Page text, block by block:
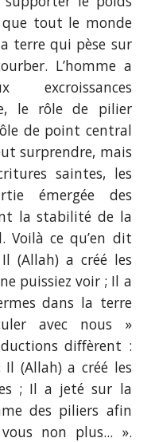
tout le monde
terre qui pèse sur
L’homme a
le rôle de pilier
de point central
surprendre, mais
saintes, les
émergée des
la stabilité de la
Voilà ce qu’en dit
(Allah) a créé les
puissiez voir ; Il a
dans la terre
avec nous »
diffèrent :
(Allah) a créé les
; Il a jeté sur la
des piliers afin
non plus... ».